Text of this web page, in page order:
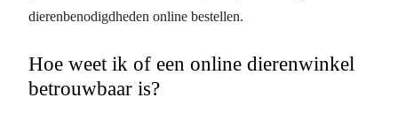
dierenbenodigdheden online bestellen.
Hoe weet ik of een online dierenwinkel
betrouwbaar is?